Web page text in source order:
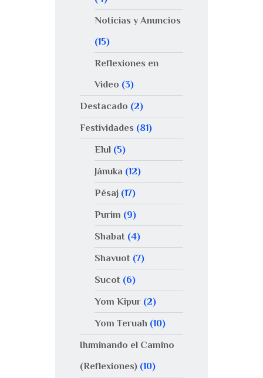
Noticias y Anuncios
(15)
Reflexiones en
Video (3)
Destacado (2)
Festividades (81)
Elul(5)
Jánuka (12)
Pésaj(17)
Purim (9)
Shabat (4)
Shavuot (7)
Sucot (6)
Yom Kipur(2)
Yom Teruah (10)
Iluminando el Camino
(Reflexiones) (10)